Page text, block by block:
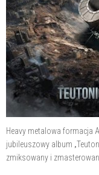
Heavy metalowa formacja
jubileuszowy album
zmiksowany i